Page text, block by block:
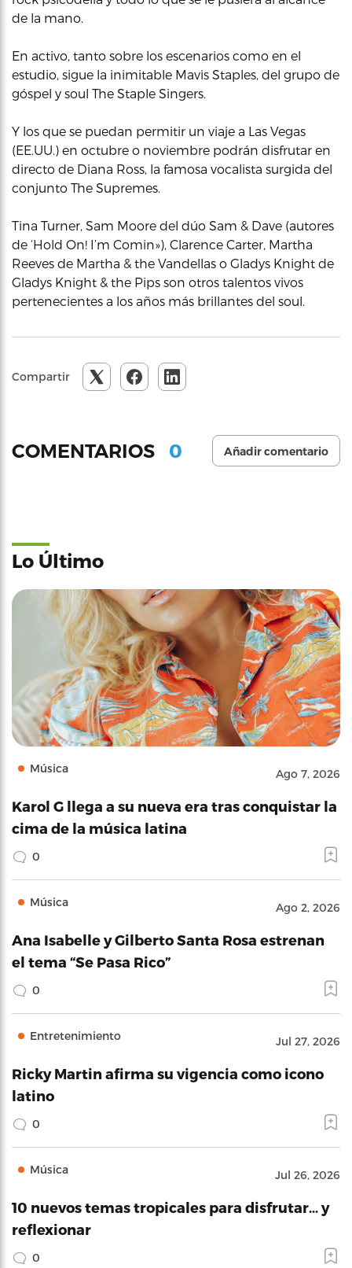
de la mano.
En activo, tanto sobre los escenarios como en el
estudio, sigue la inimitable Mavis Staples, del grupo de
góspel y soul The Staple Singers.
Y los que se puedan permitir un viaje a Las Vegas
(EE.UU.) en octubre o noviembre podrán disfrutar en
directo de Diana Ross, la famosa vocalista surgida del
conjunto The Supremes.
Tina Turner, Sam Moore del dúo Sam & Dave (autores
de ‘Hold On! I’m Comin»), Clarence Carter, Martha
Reeves de Martha & the Vandellas o Gladys Knight de
Gladys Knight & the Pips son otros talentos vivos
pertenecientes a los años más brillantes del soul.
Compartir
COMENTARIOS 0 Añadir comentario
Lo Último
Música Ago 7, 2026
Karol G llega a su nueva era tras conquistar la
cima de la música latina
0
Música Ago 2, 2026
Ana Isabelle y Gilberto Santa Rosa estrenan
el tema “Se Pasa Rico”
0
Entretenimiento Jul 27, 2026
Ricky Martin afirma su vigencia como icono
latino
0
Música Jul 26, 2026
10 nuevos temas tropicales para disfrutar… y
reflexionar
0